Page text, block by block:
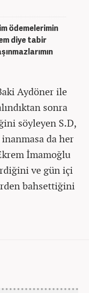
ödemelerimin
diye tabir
Aydöner ile
sonra
söyleyen S.D,
da her
İmamoğlu
ve gün içi
bahsettiğini